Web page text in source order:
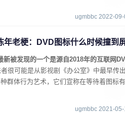
ugmbbc 2022-
老梗：DVD图标什么时候撞到
被发现的一个是源自2018年的互联网
者很可能是从影视剧《办公室》中最早传
群体行为艺术，它们宣称在等待着图标
ugmbbc 2021-